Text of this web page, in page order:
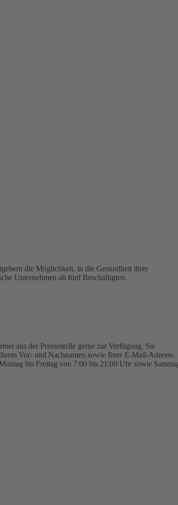
die Möglichkeit, in die Gesundheit ihrer
Unternehmen ab fünf Beschäftigten.
aus der Pressestelle gerne zur Verfügung. Sie
Vor- und Nachnamen sowie Ihrer E-Mail-Adresse.
bis Freitag von 7:00 bis 21:00 Uhr sowie